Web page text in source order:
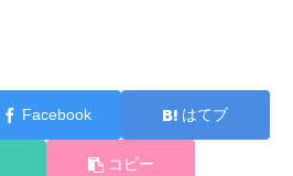
Facebook はてブ
コピー